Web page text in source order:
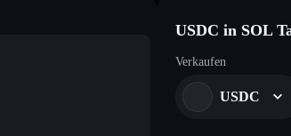
USDC in SOL
Verkaufen
USDC